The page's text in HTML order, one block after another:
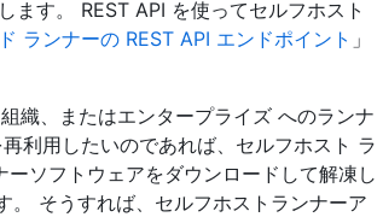
ます。 REST API を使ってセルフホスト
ランナーの REST API エンドポイント 」
織、またはエンタープライズ へのランナ
利用したいのであれば、セルフホスト ラ
ソフトウェアをダウンロードして解凍し
。 そうすれば、セルフホストランナーア